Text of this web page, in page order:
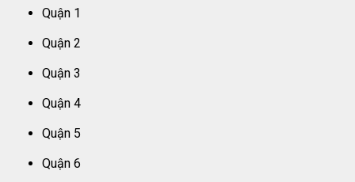
Quận 1
Quận 2
Quận 3
Quận 4
Quận 5
Quận 6